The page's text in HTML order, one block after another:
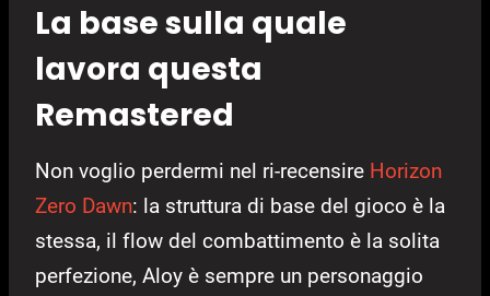
La base sulla quale
lavora questa
Remastered
Non voglio perdermi nel ri-recensire Horizon
Zero Dawn: la struttura di base del gioco è la
stessa, il flow del combattimento è la solita
perfezione, Aloy è sempre un personaggio